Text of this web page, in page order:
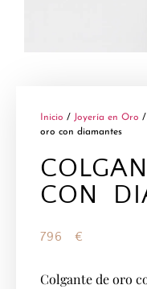
Inicio / Joyería en Oro /
oro con diamantes
CON
796€
Colgante de oro